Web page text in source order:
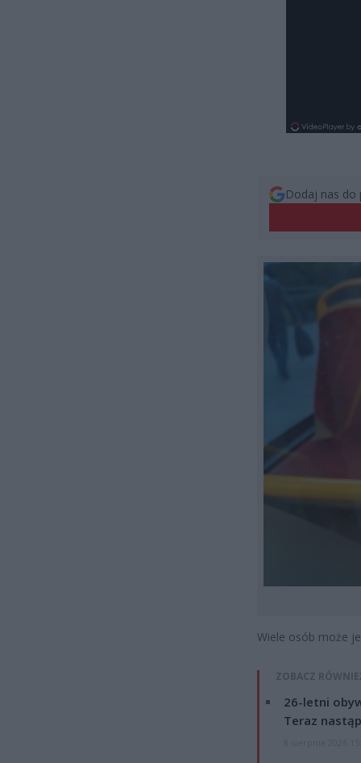
Dodaj nas do
Wiele osób może
ZOBACZ
26-letni
Teraz